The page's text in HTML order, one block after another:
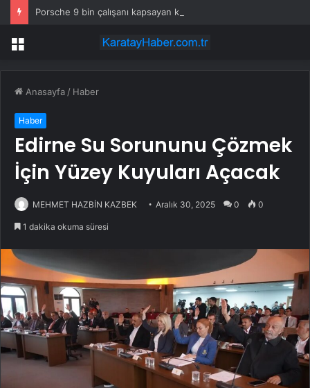
Porsche 9 bin çalışanı kapsayan küçülme planını onayladı
Menü
Anasayfa / Haber
Haber
Edirne Su Sorununu Çözmek
İçin Yüzey Kuyuları Açacak
MEHMET HAZBİN KAZBEK Aralık 30, 2025 0 0
1 dakika okuma süresi